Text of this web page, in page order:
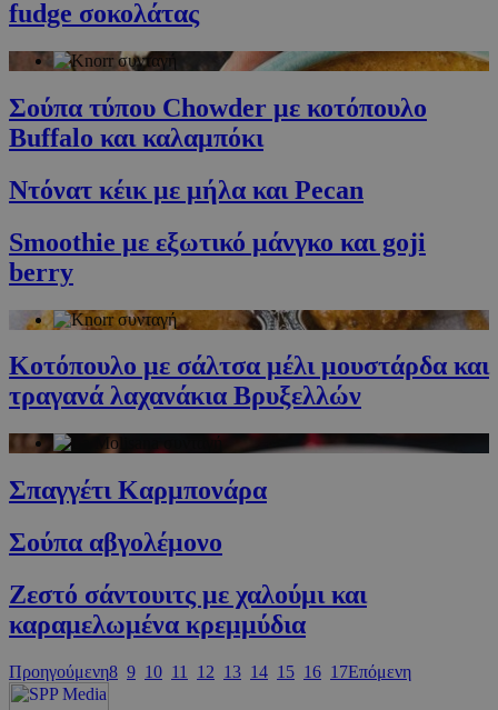
fudge σοκολάτας
Σούπα τύπου Chowder με κοτόπουλο
Buffalo και καλαμπόκι
Ντόνατ κέικ με μήλα και Pecan
Smoothie με εξωτικό μάνγκο και goji
berry
Κοτόπουλο με σάλτσα μέλι μουστάρδα και
τραγανά λαχανάκια Βρυξελλών
Σπαγγέτι Καρμπονάρα
Σούπα αβγολέμονο
Ζεστό σάντουιτς με χαλούμι και
καραμελωμένα κρεμμύδια
Προηγούμενη8 9 10 11 12 13 14 15 16 17Επόμενη
χωρίς τα απολύτως απαραίτητα cookies.
Ονοματεπώνυμο
Προμηθευτής/
Πεδίο
Λήξη
G_ENABLED_IDPS
Google LLC
.cyprusen.wiz-
συνεδρία
cyprus.wiz-
guide.com
Google Privacy Policy